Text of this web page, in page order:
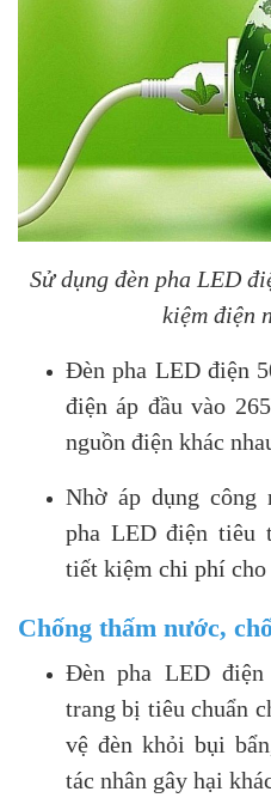
Sử dụng đèn pha LED
kiệm điện
Đèn pha LED điện
điện áp đầu vào
nguồn điện khác
Nhờ áp dụng công
pha LED điện tiêu
tiết kiệm chi phí cho
Chống thấm nước,
Đèn pha LED điện
trang bị tiêu chuẩn
vệ đèn khỏi bụi
tác nhân gây hại